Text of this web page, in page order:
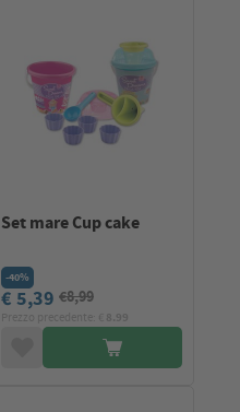
Set mare Cup cake
-40%
€ 5,39 €8,99